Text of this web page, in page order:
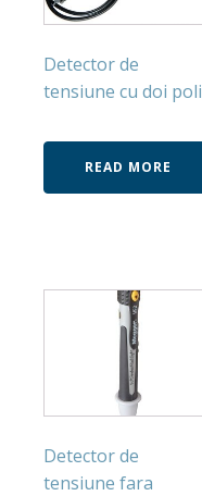
Detector de
tensiune cu doi poli
READ MORE
Detector de
tensiune fara